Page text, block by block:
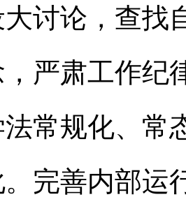
大讨论，查找
严肃工作纪
常规化、常
完善内部运